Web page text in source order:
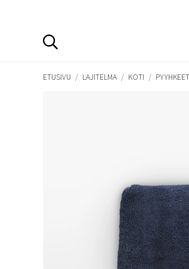
ETUSIVU / LAJITELMA / KOTI / PYYHKEET